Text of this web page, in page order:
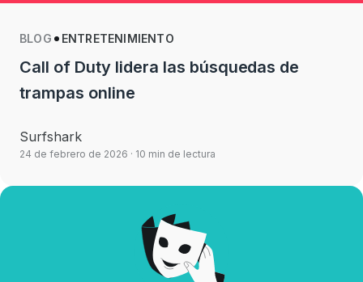
BLOG ENTRETENIMIENTO
Call of Duty lidera las búsquedas de
trampas online
Surfshark
24 de febrero de 2026 · 10 min de lectura